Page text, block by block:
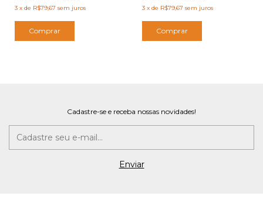
3 x de R$79,67 sem juros
Comprar
3 x de R$79,67 sem juros
Comprar
Cadastre-se e receba nossas novidades!